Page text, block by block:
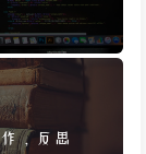
，反思